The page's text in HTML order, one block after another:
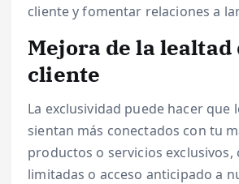
cliente y fomentar relaciones a
Mejora de la lealtad
cliente
La exclusividad puede hacer que
sientan más conectados con tu
productos o servicios exclusivos,
limitadas o acceso anticipado a